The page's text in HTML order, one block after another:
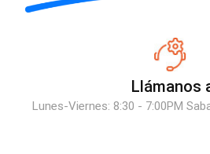
Llámanos
Lunes-Viernes: 8:30 - 7:00PM